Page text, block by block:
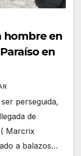
hombre en
en
perseguida,
de
Marcrix
a balazos…